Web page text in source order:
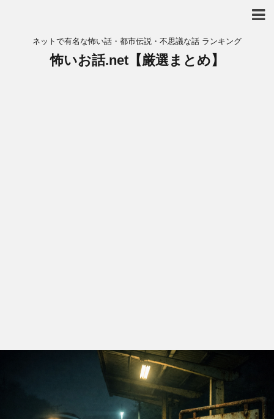
ネットで有名な怖い話・都市伝説・不思議な話 ランキング
怖いお話.net【厳選まとめ】